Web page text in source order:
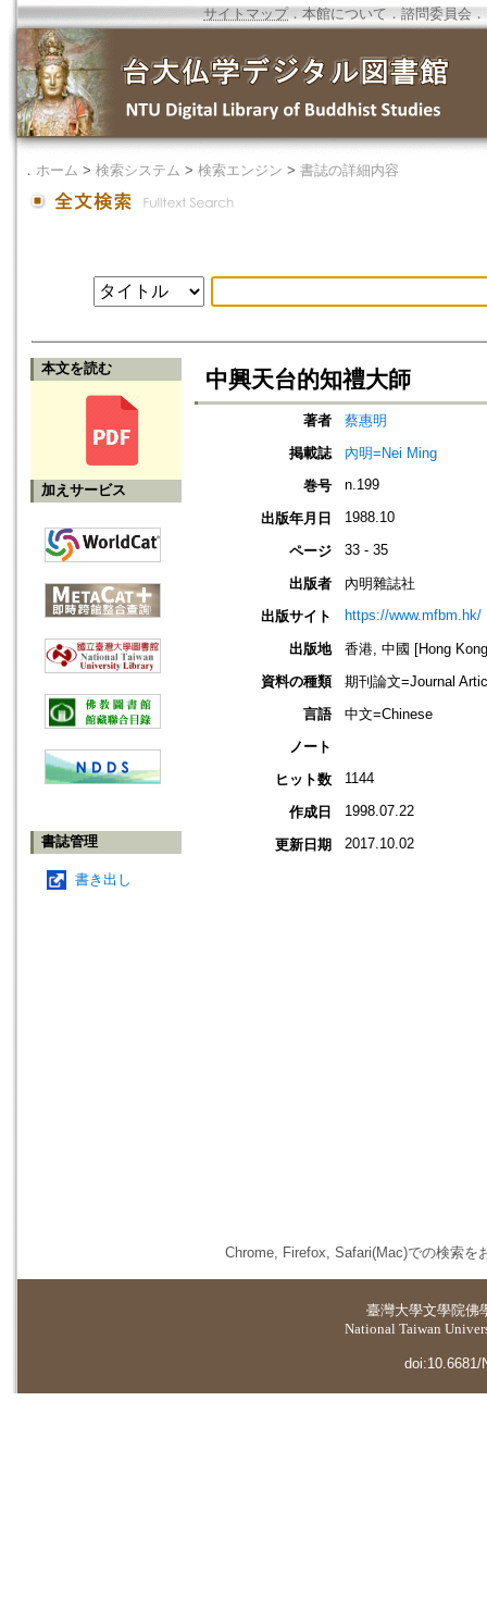
サイトマップ．本館について ． 諮問委員会 ．
． ホーム > 検索システム > 検索エンジン > 書誌の詳細内容
本文を読む
加えサービス
書誌管理
書き出し
中興天台的知禮大師
著者
蔡惠明
掲載誌
內明=Nei Ming
巻号
n.199
出版年月日 1988.10
ページ 33 - 35
出版者
內明雜誌社
出版サイト
https://www.mfbm.hk/
出版地
香港, 中國 [Hong
資料の種類
期刊論文=Journal
言語
中文=Chinese
ノート
ヒット数
1144
作成日 1998.07.22
更新日期 2017.10.02
Chrome, Firefox, Safari(Mac)での検索を
臺灣大學文學院佛
National Taiwan
doi:10.6681/